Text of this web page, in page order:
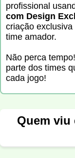
profissional
com Design
criação
time amador.
Não perca
parte dos times
cada jogo!
Quem viu